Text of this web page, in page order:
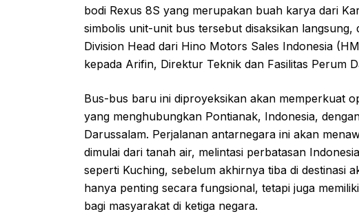
bodi Rexus 8S yang merupakan buah karya dari
simbolis unit-unit bus tersebut disaksikan
Division Head dari Hino Motors Sales Indonesia
kepada Arifin, Direktur Teknik dan Fasilitas Perum
Bus-bus baru ini diproyeksikan akan memperkuat
yang menghubungkan Pontianak, Indonesia,
Darussalam. Perjalanan antarnegara ini akan
dimulai dari tanah air, melintasi perbatasan
seperti Kuching, sebelum akhirnya tiba di destinasi
hanya penting secara fungsional, tetapi juga
bagi masyarakat di ketiga negara.